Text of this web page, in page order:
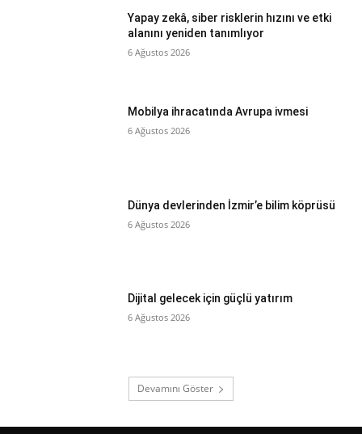
Yapay zekâ, siber risklerin hızını ve etki
alanını yeniden tanımlıyor
6 Ağustos 2026
Mobilya ihracatında Avrupa ivmesi
6 Ağustos 2026
Dünya devlerinden İzmir’e bilim köprüsü
6 Ağustos 2026
Dijital gelecek için güçlü yatırım
6 Ağustos 2026
Devamını Göster